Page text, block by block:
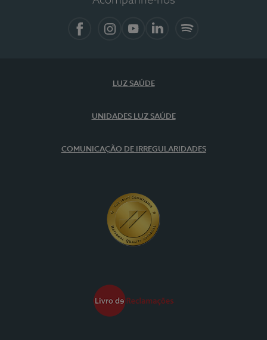
LUZ SAÚDE
UNIDADES LUZ SAÚDE
COMUNICAÇÃO DE IRREGULARIDADES